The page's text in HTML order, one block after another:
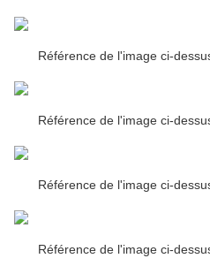
Référence de l'image ci-
Référence de l'image ci-
Référence de l'image ci-
Référence de l'image ci-